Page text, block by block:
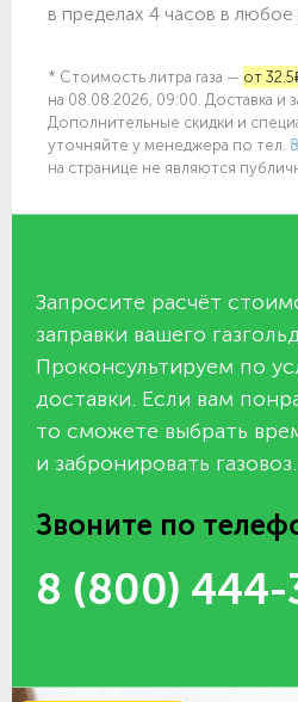
в пределах 4 часов в любое
* Стоимость литра газа — от
на 08.08.2026, 09:00. Доставка и
Дополнительные скидки и
уточняйте у менеджера по тел.
на странице не являются
Запросите расчёт
заправки вашего
Проконсультируем по
доставки. Если вам
то сможете выбрать
и забронировать газовоз.
Звоните по
8 (800)